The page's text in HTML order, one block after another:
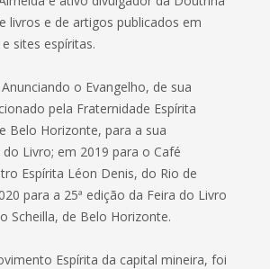
livros e de artigos publicados em
sites espíritas.
o Evangelho, de sua
pela Fraternidade Espírita
Belo Horizonte, para a sua
Livro; em 2019 para o Café
Espírita Léon Denis, do Rio de
para a 25ª edição da Feira do Livro
Scheilla, de Belo Horizonte.
Espírita da capital mineira, foi